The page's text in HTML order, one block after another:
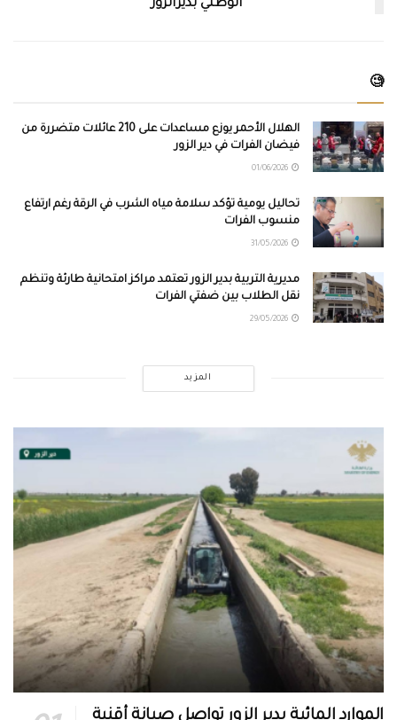
الوطني بديرالزور
🧐
الهلال الأحمر يوزع مساعدات على 210 عائلات متضررة من
فيضان الفرات في دير الزور
تحاليل يومية تؤكد سلامة مياه الشرب في الرقة رغم ارتفاع
منسوب الفرات
مديرية التربية بدير الزور تعتمد مراكز امتحانية طارئة وتنظم
نقل الطلاب بين ضفتي الفرات
المزيد
الموارد المائية بدير الزور تواصل صيانة أقنية